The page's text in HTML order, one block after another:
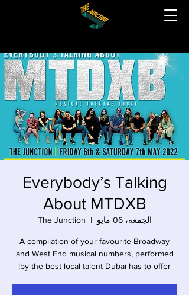
Everybody’s Talking
About MTDXB
الجمعة، 06 مايو
  |
The Junction
A compilation of your favourite Broadway
and West End musical numbers, performed
by the best local talent Dubai has to offer!